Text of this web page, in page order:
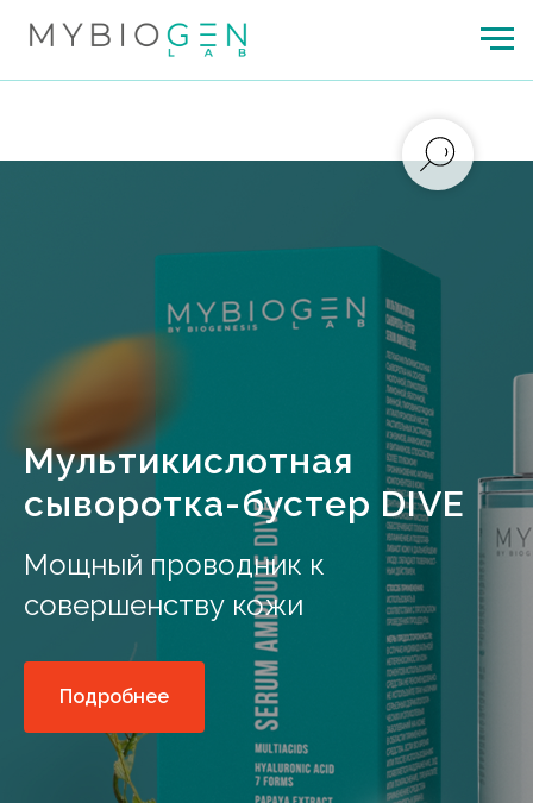
Мультикислотная
сыворотка-бустер DIVE
Мощный проводник к
совершенству кожи
Подробнее